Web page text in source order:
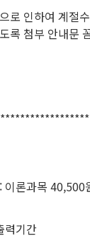
로 인하여 계절
록 첨부 안내문
이론과목
력기간